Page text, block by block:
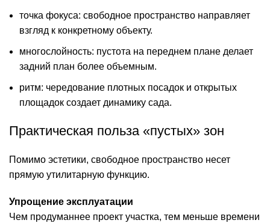
точка фокуса: свободное пространство направляет
взгляд к конкретному объекту.
многослойность: пустота на переднем плане делает
задний план более объемным.
ритм: чередование плотных посадок и открытых
площадок создает динамику сада.
Практическая польза «пустых» зон
Помимо эстетики, свободное пространство несет
прямую утилитарную функцию.
Упрощение эксплуатации
Чем продуманнее проект участка, тем меньше времени